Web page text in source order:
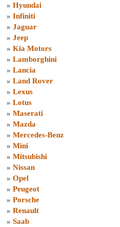
» Hyundai
» Infiniti
» Jaguar
» Jeep
» Kia Motors
» Lamborghini
» Lancia
» Land Rover
» Lexus
» Lotus
» Maserati
» Mazda
» Mercedes-Benz
» Mini
» Mitsubishi
» Nissan
» Opel
» Peugeot
» Porsche
» Renault
» Saab